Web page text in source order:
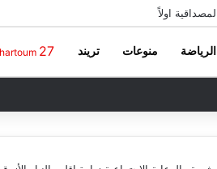
الرياضة منوعات تريند 27